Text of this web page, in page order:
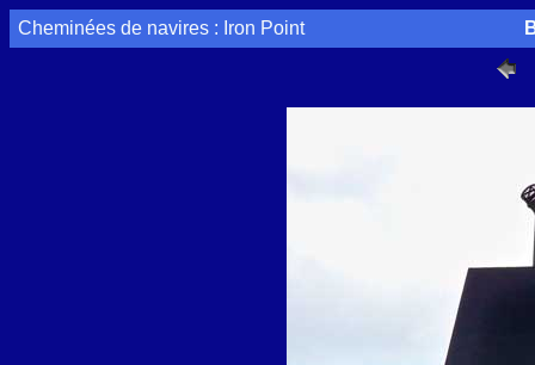
Cheminées de navires : Iron Point